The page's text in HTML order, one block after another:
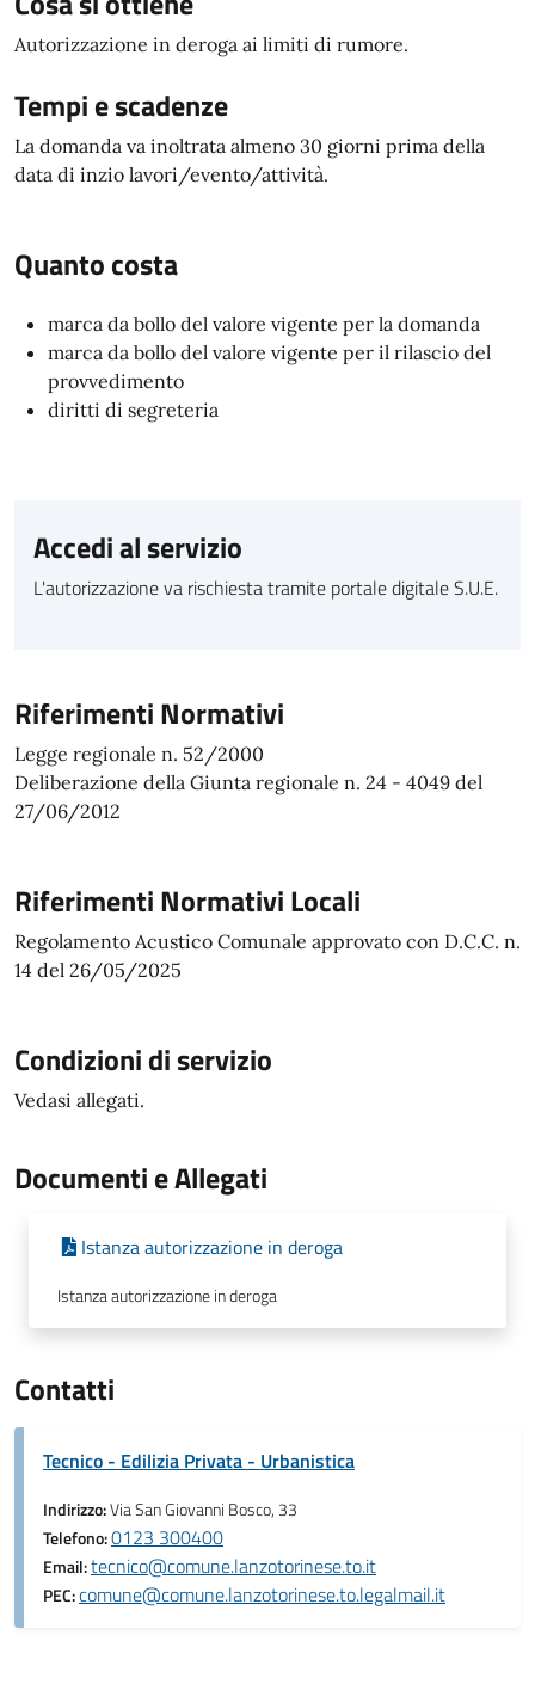
Autorizzazione in deroga ai limiti di rumore.
Tempi e scadenze
La domanda va inoltrata almeno 30 giorni prima della
data di inzio lavori/evento/attività.
Quanto costa
marca da bollo del valore vigente per la domanda
marca da bollo del valore vigente per il rilascio del
provvedimento
diritti di segreteria
Accedi al servizio
L'autorizzazione va rischiesta tramite portale digitale S.U.E.
Riferimenti Normativi
Legge regionale n. 52/2000
Deliberazione della Giunta regionale n. 24 - 4049 del
27/06/2012
Riferimenti Normativi Locali
Regolamento Acustico Comunale approvato con D.C.C. n.
14 del 26/05/2025
Condizioni di servizio
Vedasi allegati.
Documenti e Allegati
Istanza autorizzazione in deroga
Istanza autorizzazione in deroga
Contatti
Tecnico - Edilizia Privata - Urbanistica
Indirizzo:Via San Giovanni Bosco, 33
Telefono:0123 300400
Email:tecnico@comune.lanzotorinese.to.it
PEC:comune@comune.lanzotorinese.to.legalmail.it